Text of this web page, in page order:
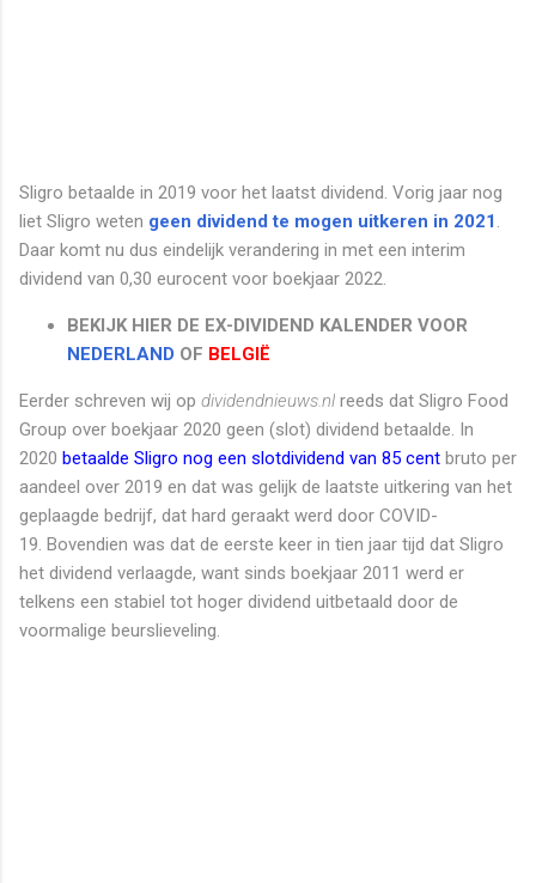
Sligro betaalde in 2019 voor het laatst dividend. Vorig jaar nog
liet Sligro weten geen dividend te mogen uitkeren in 2021 .
Daar komt nu dus eindelijk verandering in met een interim
dividend van 0,30 eurocent voor boekjaar 2022.
BEKIJK HIER DE EX-DIVIDEND KALENDER VOOR
NEDERLAND OF BELGIË
Eerder schreven wij op dividendnieuws.nl reeds dat Sligro Food
Group over boekjaar 2020 geen (slot) dividend betaalde. In
2020 betaalde Sligro nog een slotdividend van 85 cent bruto per
aandeel over 2019 en dat was gelijk de laatste uitkering van het
geplaagde bedrijf, dat hard geraakt werd door COVID-
19. Bovendien was dat de eerste keer in tien jaar tijd dat Sligro
het dividend verlaagde, want sinds boekjaar 2011 werd er
telkens een stabiel tot hoger dividend uitbetaald door de
voormalige beurslieveling.